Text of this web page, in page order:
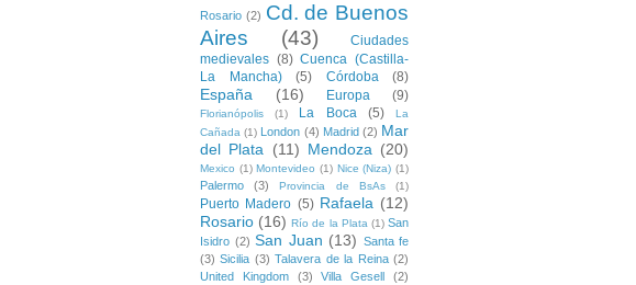
Rosario (2) Cd. de Buenos
Aires
(43)
Ciudades
medievales (8) Cuenca (Castilla-
La Mancha)
(5) Córdoba (8)
España (16) Europa (9)
Florianópolis (1) La Boca (5)
La
Cañada (1) London (4) Madrid (2) Mar
del Plata (11) Mendoza (20)
Mexico (1) Montevideo (1) Nice (Niza) (1)
Palermo (3) Provincia de BsAs (1)
Puerto Madero (5) Rafaela (12)
Rosario (16) Río de la Plata (1) San
Isidro (2) San Juan (13) Santa fe
(3) Sicilia (3) Talavera de la Reina (2)
United Kingdom
(3) Villa Gesell
(2)